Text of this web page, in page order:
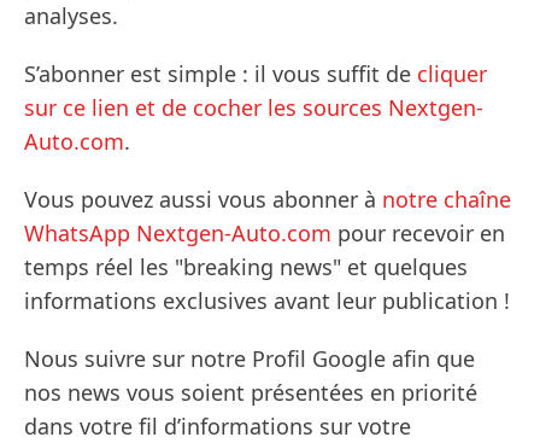
analyses.
S’abonner est simple : il vous suffit de cliquer
sur ce lien et de cocher les sources Nextgen-
Auto.com.
Vous pouvez aussi vous abonner à notre chaîne
WhatsApp Nextgen-Auto.com pour recevoir en
temps réel les "breaking news" et quelques
informations exclusives avant leur publication !
Nous suivre sur notre Profil Google afin que
nos news vous soient présentées en priorité
dans votre fil d’informations sur votre